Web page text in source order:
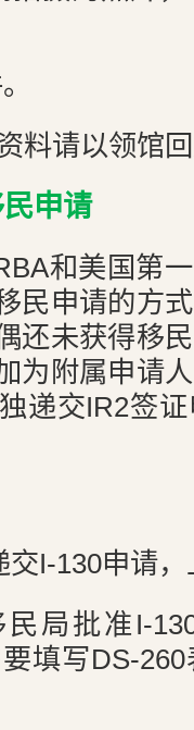
料请以领馆
申请
和美国第
民申请的方
还未获得移
为附属申请
递交IR2签
交I-130申请
局批准I-
填写DS-